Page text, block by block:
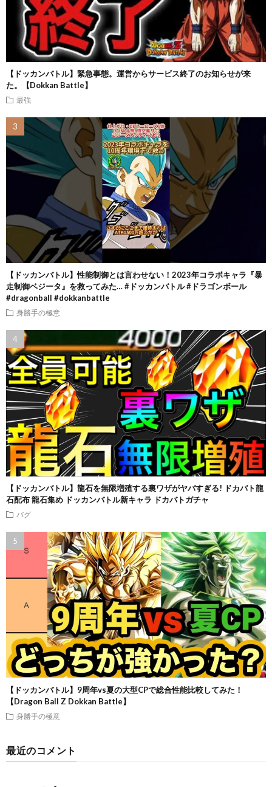
【ドッカンバトル】緊急事態。運営からサービス終了のお知らせが来
た。【Dokkan Battle】
最強
【ドッカンバトル】性能制御とは言わせない！2023年コラボキャラ『暴
走制御ベジータ』を救ってみた… #ドッカンバトル #ドラゴンボール
#dragonball #dokkanbattle
身勝手の極意
【ドッカンバトル】龍石を無限増殖する裏ワザがヤバすぎる! ドカバト龍
石配布 龍石集め ドッカンバトル新キャラ ドカバトガチャ
バグ
【ドッカンバトル】9周年vs夏の大型CPで総合性能比較してみた！
【Dragon Ball Z Dokkan Battle】
身勝手の極意
最近のコメント